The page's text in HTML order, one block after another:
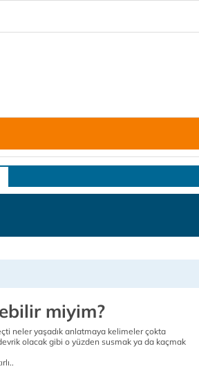
miyim?
neler yaşadık anlatmaya kelimeler çokta
olacak gibi o yüzden susmak ya da kaçmak